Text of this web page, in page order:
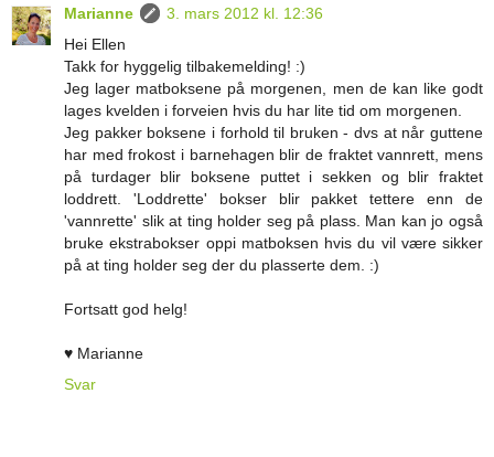
Marianne
3. mars 2012 kl. 12:36
Hei Ellen
Takk for hyggelig tilbakemelding! :)
Jeg lager matboksene på morgenen, men de kan like godt
lages kvelden i forveien hvis du har lite tid om morgenen.
Jeg pakker boksene i forhold til bruken - dvs at når guttene
har med frokost i barnehagen blir de fraktet vannrett, mens
på turdager blir boksene puttet i sekken og blir fraktet
loddrett. 'Loddrette' bokser blir pakket tettere enn de
'vannrette' slik at ting holder seg på plass. Man kan jo også
bruke ekstrabokser oppi matboksen hvis du vil være sikker
på at ting holder seg der du plasserte dem. :)
Fortsatt god helg!
♥ Marianne
Svar